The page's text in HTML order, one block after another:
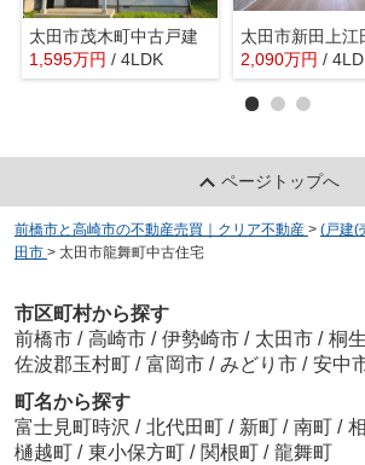
太田市茂木町中古戸建
1,595万円 / 4LDK
2,090万円 /
ページトップへ
前橋市と高崎市の不動産売買｜クリア不動産 > (戸建(
田市 > 太田市龍舞町中古住宅
市区町村から探す
前橋市 / 高崎市 / 伊勢崎市 / 太田市 / 桐
佐波郡玉村町 / 富岡市 / みどり市 / 安中
町名から探す
富士見町時沢 / 北代田町 / 新町 / 南町 /
樋越町 / 東小保方町 / 関根町 / 龍舞町